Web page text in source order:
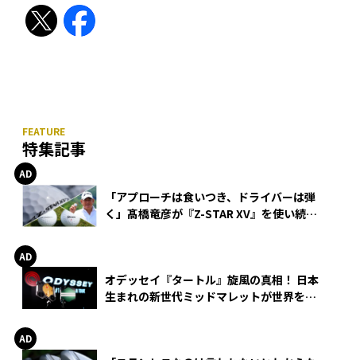
特集記事
「アプローチは食いつき、ドライバーは弾
く」髙橋竜彦が『Z-STAR XV』を使い続け
オデッセイ『タートル』旋風の真相！ 日本
生まれの新世代ミッドマレットが世界を席